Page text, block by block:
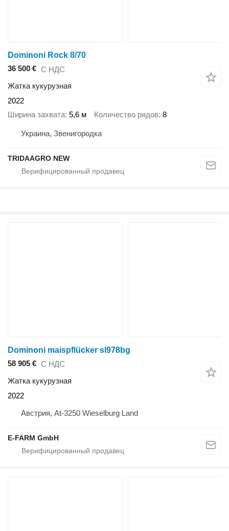
Dominoni Rock 8/70
36 500 € С НДС
Жатка кукурузная
2022
Ширина захвата 5,6 м Количество рядов 8
Украина, Звенигородка
TRIDAAGRO NEW
Dominoni maispflücker sl978bg
58 905 € С НДС
Жатка кукурузная
2022
Австрия, At-3250 Wieselburg Land
E-FARM GmbH